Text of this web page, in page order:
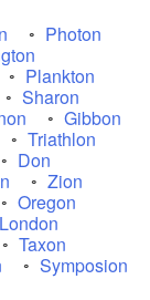
Photon
Plankton
Sharon
Gibbon
Triathlon
Don
Zion
Oregon
London
Taxon
Symposion